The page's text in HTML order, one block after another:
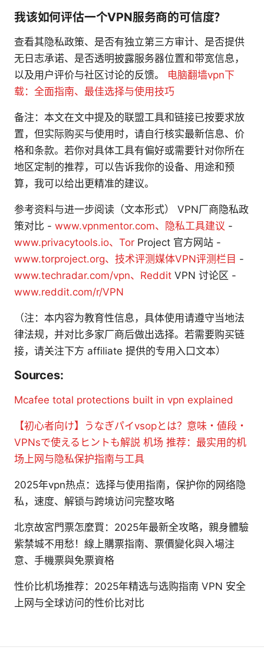
我该如何评估一个VPN服务商的可信度？
查看其隐私政策、是否有独立第三方审计、是否提供
无日志承诺、是否透明披露服务器位置和带宽信息，
以及用户评价与社区讨论的反馈。 电脑翻墙vpn下
载：全面指南、最佳选择与使用技巧
备注：本文在文中提及的联盟工具和链接已按要求放
置，但实际购买与使用时，请自行核实最新信息、价
格和条款。若你对具体工具有偏好或需要针对你所在
地区定制的推荐，可以告诉我你的设备、用途和预
算，我可以给出更精准的建议。
参考资料与进一步阅读（文本形式） VPN厂商隐私政
策对比 - www.vpnmentor.com、隐私工具建议 -
www.privacytools.io、Tor Project 官方网站 -
www.torproject.org、技术评测媒体VPN评测栏目 -
www.techradar.com/vpn、Reddit VPN 讨论区 -
www.reddit.com/r/VPN
（注：本内容为教育性信息，具体使用请遵守当地法
律法规，并对比多家厂商后做出选择。若需要购买链
接，请关注下方 affiliate 提供的专用入口文本）
Sources:
Mcafee total protections built in vpn explained
【初心者向け】うなぎパイvsopとは？意味・値段・
VPNsで使えるヒントも解説 机场 推荐：最实用的机
场上网与隐私保护指南与工具
2025年vpn热点：选择与使用指南，保护你的网络隐
私，速度、解锁与跨境访问完整攻略
北京故宮門票怎麼買：2025年最新全攻略，親身體驗
紫禁城不用愁！線上購票指南、票價變化與入場注
意、手機票與免票資格
性价比机场推荐：2025年精选与选购指南 VPN 安全
上网与全球访问的性价比对比